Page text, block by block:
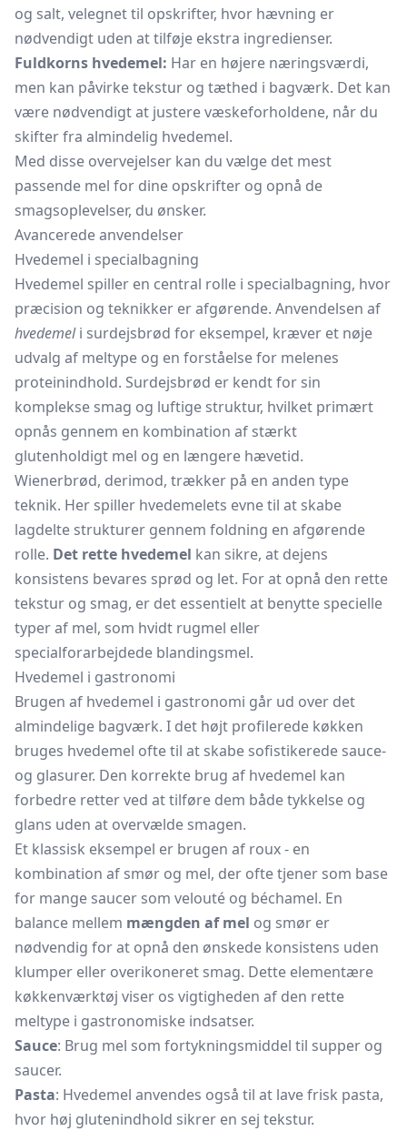
og salt, velegnet til opskrifter, hvor hævning er
nødvendigt uden at tilføje ekstra ingredienser.
Fuldkorns hvedemel: Har en højere næringsværdi,
men kan påvirke tekstur og tæthed i bagværk. Det kan
være nødvendigt at justere væskeforholdene, når du
skifter fra almindelig hvedemel.
Med disse overvejelser kan du vælge det mest
passende mel for dine opskrifter og opnå de
smagsoplevelser, du ønsker.
Avancerede anvendelser
Hvedemel i specialbagning
Hvedemel spiller en central rolle i specialbagning, hvor
præcision og teknikker er afgørende. Anvendelsen af
hvedemeli surdejsbrød for eksempel, kræver et nøje
udvalg af meltype og en forståelse for melenes
proteinindhold. Surdejsbrød er kendt for sin
komplekse smag og luftige struktur, hvilket primært
opnås gennem en kombination af stærkt
glutenholdigt mel og en længere hævetid.
Wienerbrød, derimod, trækker på en anden type
teknik. Her spiller hvedemelets evne til at skabe
lagdelte strukturer gennem foldning en afgørende
rolle. Det rette hvedemel kan sikre, at dejens
konsistens bevares sprød og let. For at opnå den rette
tekstur og smag, er det essentielt at benytte specielle
typer af mel, som hvidt rugmel eller
specialforarbejdede blandingsmel.
Hvedemel i gastronomi
Brugen af hvedemel i gastronomi går ud over det
almindelige bagværk. I det højt profilerede køkken
bruges hvedemel ofte til at skabe sofistikerede sauce-
og glasurer. Den korrekte brug af hvedemel kan
forbedre retter ved at tilføre dem både tykkelse og
glans uden at overvælde smagen.
Et klassisk eksempel er brugen af roux - en
kombination af smør og mel, der ofte tjener som base
for mange saucer som velouté og béchamel. En
balance mellem mængden af mel og smør er
nødvendig for at opnå den ønskede konsistens uden
klumper eller overikoneret smag. Dette elementære
køkkenværktøj viser os vigtigheden af den rette
meltype i gastronomiske indsatser.
Sauce: Brug mel som fortykningsmiddel til supper og
saucer.
Pasta: Hvedemel anvendes også til at lave frisk pasta,
hvor høj glutenindhold sikrer en sej tekstur.